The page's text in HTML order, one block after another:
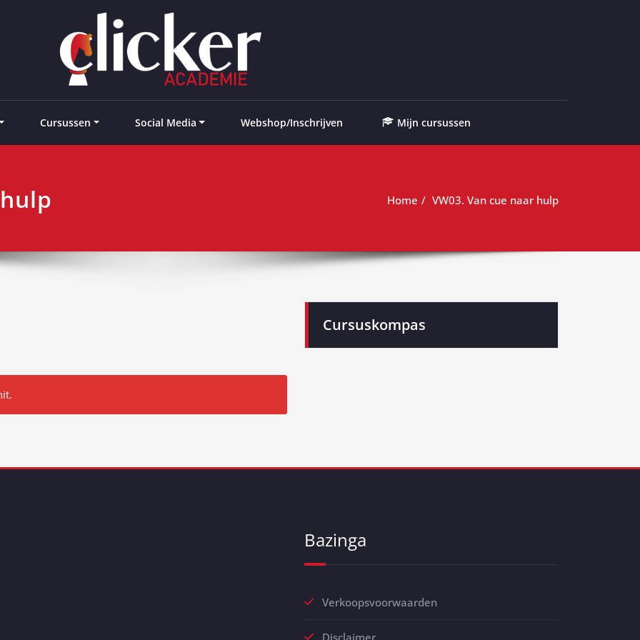
Cursussen Social Media Webshop/Inschrijven Mijn cursussen
Home VW03. Van cue naar hulp
Cursuskompas
Bazinga
Verkoopsvoorwaarden
Disclaimer